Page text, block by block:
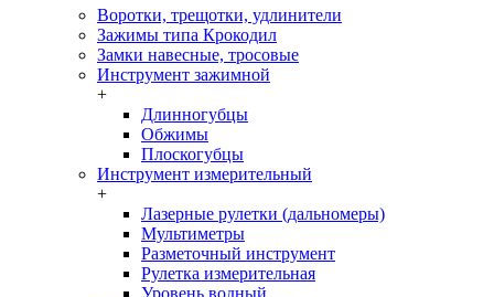
Воротки, трещотки, удлинители
Зажимы типа Крокодил
Замки навесные, тросовые
Инструмент зажимной
+
Длинногубцы
Обжимы
Плоскогубцы
Инструмент измерительный
+
Лазерные рулетки (дальномеры)
Мультиметры
Разметочный инструмент
Рулетка измерительная
Уровень водный